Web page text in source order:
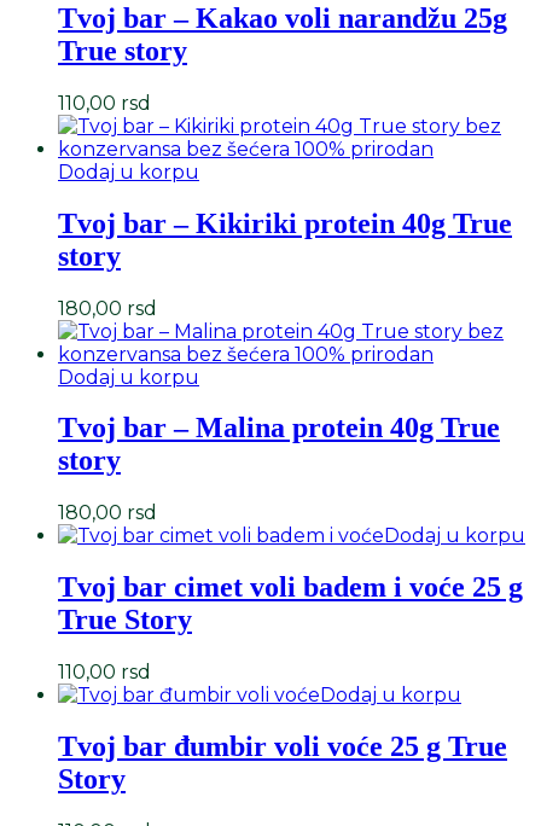
Tvoj bar – Kakao voli narandžu 25g
True story
110,00 rsd
Dodaj u korpu
Tvoj bar – Kikiriki protein 40g True
story
180,00 rsd
Dodaj u korpu
Tvoj bar – Malina protein 40g True
story
180,00 rsd
Dodaj u korpu
Tvoj bar cimet voli badem i voće 25 g
True Story
110,00 rsd
Dodaj u korpu
Tvoj bar đumbir voli voće 25 g True
Story